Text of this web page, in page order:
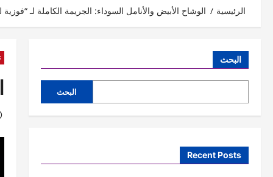
الرئيسية الوشاح الأبيض والأنامل السوداء: الجريمة الكاملة لـ
البحث
البحث
Recent Posts